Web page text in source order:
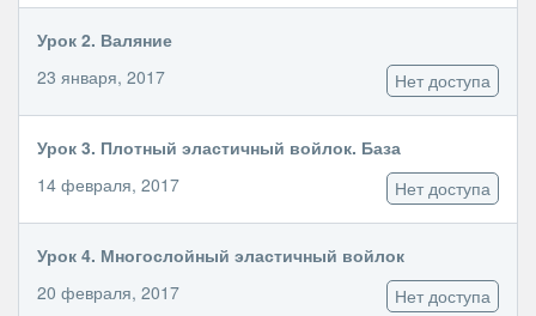
Урок 2. Валяние
23 января, 2017
Нет доступа
Урок 3. Плотный эластичный войлок. База
14 февраля, 2017
Нет доступа
Урок 4. Многослойный эластичный войлок
20 февраля, 2017
Нет доступа